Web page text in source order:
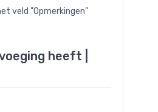
veld "Opmerkingen"
heeft |